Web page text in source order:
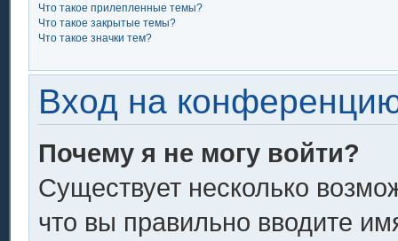
Что такое прилепленные темы?
Что такое закрытые темы?
Что такое значки тем?
Вход на
Почему я не могу войти?
Существует несколько
что вы правильно вводите